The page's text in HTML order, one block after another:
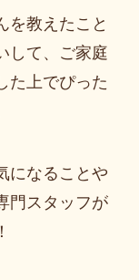
を教えたこと
して、ご家庭
た上でぴった
になることや
門スタッフが